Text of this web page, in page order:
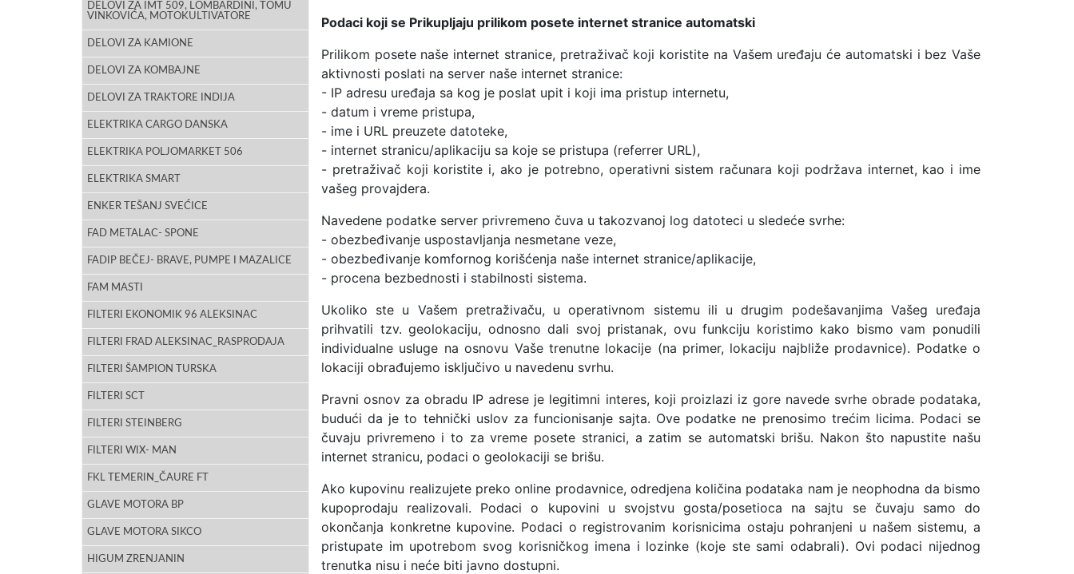
DELOVI ZA IMT 509, LOMBARDINI, TOMU
VINKOVIĆA, MOTOKULTIVATORE
DELOVI ZA KAMIONE
DELOVI ZA KOMBAJNE
DELOVI ZA TRAKTORE INDIJA
ELEKTRIKA CARGO DANSKA
ELEKTRIKA POLJOMARKET 506
ELEKTRIKA SMART
ENKER TEŠANJ SVEĆICE
FAD METALAC- SPONE
FADIP BEČEJ- BRAVE, PUMPE I MAZALICE
FAM MASTI
FILTERI EKONOMIK 96 ALEKSINAC
FILTERI FRAD ALEKSINAC_RASPRODAJA
FILTERI ŠAMPION TURSKA
FILTERI SCT
FILTERI STEINBERG
FILTERI WIX- MAN
FKL TEMERIN_ČAURE FT
GLAVE MOTORA BP
GLAVE MOTORA SIKCO
HIGUM ZRENJANIN
Podaci koji se Prikupljaju prilikom posete internet stranice automatski
Prilikom posete naše internet stranice, pretraživač koji koristite na Vašem uređaju će automatski i bez Vaše
aktivnosti poslati na server naše internet stranice:
- IP adresu uređaja sa kog je poslat upit i koji ima pristup internetu,
- datum i vreme pristupa,
- ime i URL preuzete datoteke,
- internet stranicu/aplikaciju sa koje se pristupa (referrer URL),
- pretraživač koji koristite i, ako je potrebno, operativni sistem računara koji podržava internet, kao i ime
vašeg provajdera.
Navedene podatke server privremeno čuva u takozvanoj log datoteci u sledeće svrhe:
- obezbeđivanje uspostavljanja nesmetane veze,
- obezbeđivanje komfornog korišćenja naše internet stranice/aplikacije,
- procena bezbednosti i stabilnosti sistema.
Ukoliko ste u Vašem pretraživaču, u operativnom sistemu ili u drugim podešavanjima Vašeg uređaja
prihvatili tzv. geolokaciju, odnosno dali svoj pristanak, ovu funkciju koristimo kako bismo vam ponudili
individualne usluge na osnovu Vaše trenutne lokacije (na primer, lokaciju najbliže prodavnice). Podatke o
lokaciji obrađujemo isključivo u navedenu svrhu.
Pravni osnov za obradu IP adrese je legitimni interes, koji proizlazi iz gore navede svrhe obrade podataka,
budući da je to tehnički uslov za funcionisanje sajta. Ove podatke ne prenosimo trećim licima. Podaci se
čuvaju privremeno i to za vreme posete stranici, a zatim se automatski brišu. Nakon što napustite našu
internet stranicu, podaci o geolokaciji se brišu.
Ako kupovinu realizujete preko online prodavnice, odredjena količina podataka nam je neophodna da bismo
kupoprodaju realizovali. Podaci o kupovini u svojstvu gosta/posetioca na sajtu se čuvaju samo do
okončanja konkretne kupovine. Podaci o registrovanim korisnicima ostaju pohranjeni u našem sistemu, a
pristupate im upotrebom svog korisničkog imena i lozinke (koje ste sami odabrali). Ovi podaci nijednog
trenutka nisu i neće biti javno dostupni.